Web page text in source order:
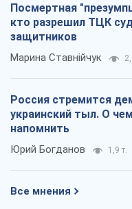
Посмертная
кто разрешил ТЦК
защитников
Марина Ставнійчук
Россия стремится
украинский тыл. О
напомнить
Юрий Богданов 1,9 т.
Все мнения